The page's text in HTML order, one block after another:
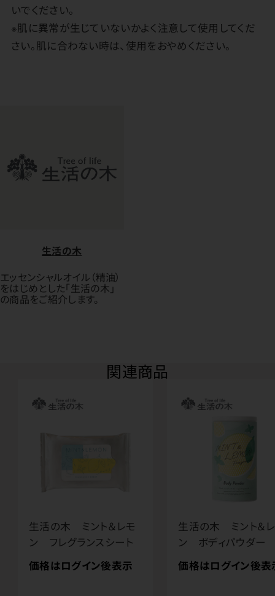
いでください。
※肌に異常が生じていないかよく注意して使用してくだ
さい。肌に合わない時は、使用をおやめください。
生活の木
エッセンシャルオイル（精油）
をはじめとした「生活の木」
の商品をご紹介します。
関連商品
生活の木 ミント＆レモ
ン フレグランスシート
価格はログイン後表示
生活の木 ミント＆
ン ボディパウダー
価格はログイン後表